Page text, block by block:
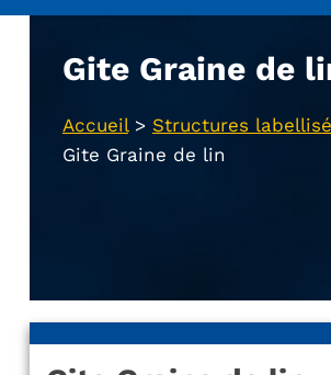
Gite Graine de
Accueil> Structures
Gite Graine de lin